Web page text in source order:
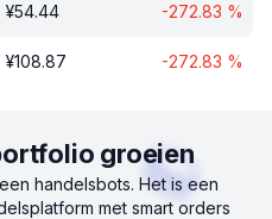
¥54.44 -272.83 %
¥108.87 -272.83 %
groeien
handelsbots. Het is een
met smart orders